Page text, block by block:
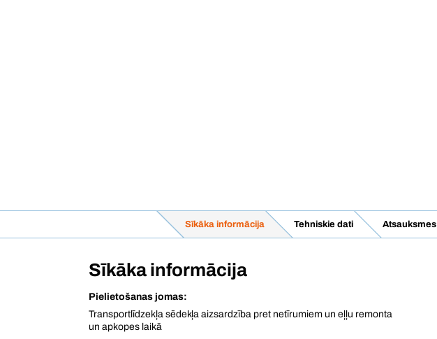
Sīkāka informācija Tehniskie dati Atsauksmes
Sīkāka informācija
Pielietošanas jomas:
Transportlīdzekļa sēdekļa aizsardzība pret netīrumiem un eļļu remonta
un apkopes laikā